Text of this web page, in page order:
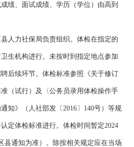
绩、面试成绩、学历（学位）由高到
人力社保局负责组织。体检在指定的
生机构进行。未按时到指定地点参加
后续环节。体检标准参照《关于修订
准（试行）及〈公务员录用体检操作手
知》（人社部发〔2016〕140号）等规
定体检标准进行。体检时间暂定2024
县通知为准）。除按相关规定应在当场